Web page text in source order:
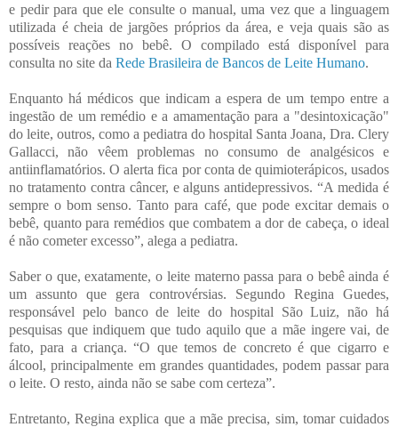
e pedir para que ele consulte o manual, uma vez que a linguagem
utilizada é cheia de jargões próprios da área, e veja quais são as
possíveis reações no bebê. O compilado está disponível para
consulta no site da Rede Brasileira de Bancos de Leite Humano.
Enquanto há médicos que indicam a espera de um tempo entre a
ingestão de um remédio e a amamentação para a "desintoxicação"
do leite, outros, como a pediatra do hospital Santa Joana, Dra. Clery
Gallacci, não vêem problemas no consumo de analgésicos e
antiinflamatórios. O alerta fica por conta de quimioterápicos, usados
no tratamento contra câncer, e alguns antidepressivos. “A medida é
sempre o bom senso. Tanto para café, que pode excitar demais o
bebê, quanto para remédios que combatem a dor de cabeça, o ideal
é não cometer excesso”, alega a pediatra.
Saber o que, exatamente, o leite materno passa para o bebê ainda é
um assunto que gera controvérsias. Segundo Regina Guedes,
responsável pelo banco de leite do hospital São Luiz, não há
pesquisas que indiquem que tudo aquilo que a mãe ingere vai, de
fato, para a criança. “O que temos de concreto é que cigarro e
álcool, principalmente em grandes quantidades, podem passar para
o leite. O resto, ainda não se sabe com certeza”.
Entretanto, Regina explica que a mãe precisa, sim, tomar cuidados